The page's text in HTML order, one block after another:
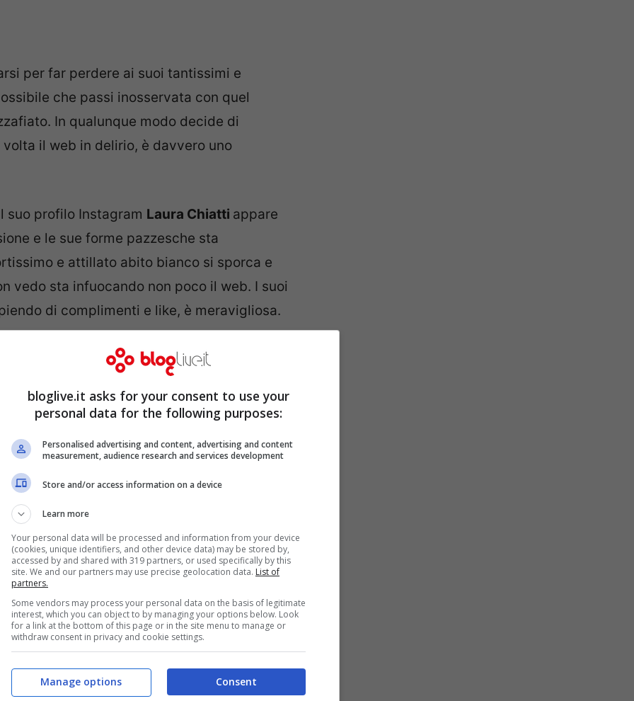
per far perdere ai suoi tantissimi e
che passi inosservata con quel
In qualunque modo decide di
il web in delirio, è davvero uno
suo profilo Instagram Laura Chiatti appare
e le sue forme pazzesche sta
e attillato abito bianco si sporca e
vedo sta infuocando non poco il web. I suoi
di complimenti e like, è meravigliosa.
abito attillato
questo diventa
i fan
bloglive.it asks for your consent to use your
personal data for the following purposes:
Personalised advertising and content, advertising and content
measurement, audience research and services development
Store and/or access information on a device
Learn more
Your personal data will be processed and information from your device
(cookies, unique identifiers, and other device data) may be stored by,
accessed by and shared with 319 partners, or used specifically by this
site. We and our partners may use precise geolocation data. List of
partners.
Some vendors may process your personal data on the basis of legitimate
interest, which you can object to by managing your options below. Look
for a link at the bottom of this page or in the site menu to manage or
withdraw consent in privacy and cookie settings.
Consent
Manage options